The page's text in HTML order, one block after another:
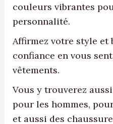
couleurs vibrantes
personnalité.
Affirmez votre style et
confiance en vous
vêtements.
Vous y trouverez
pour les hommes,
et aussi des